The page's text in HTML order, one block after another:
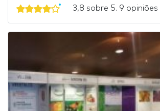
3,8 sobre 5. 9 opiniões